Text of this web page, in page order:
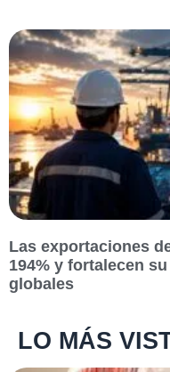
Las exportaciones
194% y fortalecen
globales
LO MÁS